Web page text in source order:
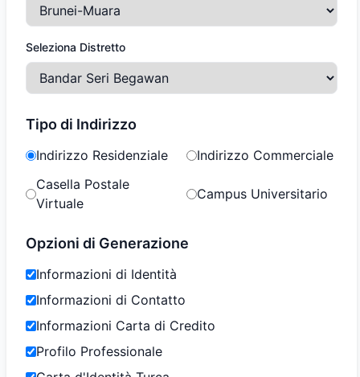
Seleziona Distretto
Tipo di Indirizzo
Indirizzo Residenziale
Indirizzo Commerciale
Casella Postale
Virtuale
Campus Universitario
Opzioni di Generazione
Informazioni di Identità
Informazioni di Contatto
Informazioni Carta di Credito
Profilo Professionale